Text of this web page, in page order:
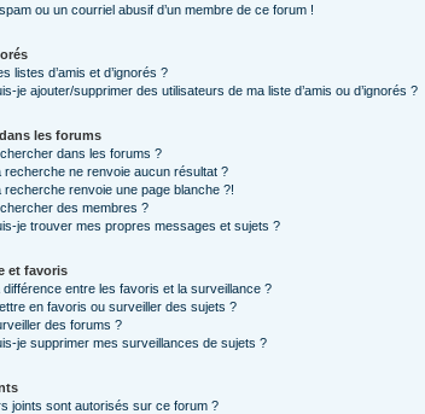
ou un courriel abusif d’un membre de ce forum !
listes d’amis et d’ignorés ?
je ajouter/supprimer des utilisateurs de ma liste d’amis ou d’ignorés ?
les forums
dans les forums ?
recherche ne renvoie aucun résultat ?
recherche renvoie une page blanche ?!
des membres ?
je trouver mes propres messages et sujets ?
et favoris
différence entre les favoris et la surveillance ?
en favoris ou surveiller des sujets ?
des forums ?
je supprimer mes surveillances de sujets ?
joints sont autorisés sur ce forum ?